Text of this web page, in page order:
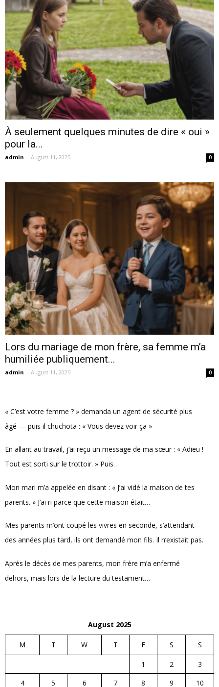
À seulement quelques minutes de dire « oui »
pour la...
admin - August 11, 2025 0
Lors du mariage de mon frère, sa femme m’a
humiliée publiquement...
admin - August 11, 2025 0
« C’est votre femme ? » demanda un agent de sécurité plus
âgé — puis il chuchota : « Vous devez voir ça »
En allant au travail, j’ai reçu un message de ma sœur : « Adieu !
Tout est sorti sur le trottoir. » Puis…
Mon mari m’a appelée en disant : « J’ai vidé la maison de tes
parents. » J’ai ri parce que cette maison était…
Mes parents m’ont coupé les vivres en seconde, s’attendant—
des années plus tard, ils ont demandé mon fils. Il n’existait pas.
Après le décès de mes parents, mon frère m’a enfermé
dehors, mais lors de la lecture du testament…
August 2025
M T W T F S S
1 2
3
4
5 6 7 8 9 10